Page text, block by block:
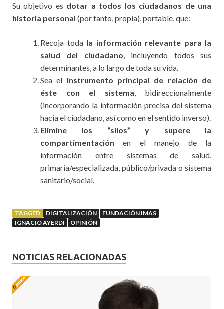
Su objetivo es dotar a todos los ciudadanos de una
historia personal (por tanto, propia), portable, que:
Recoja toda la información relevante para la
salud del ciudadano, incluyendo todos sus
determinantes, a lo largo de toda su vida.
Sea el instrumento principal de relación de
éste con el sistema, bidireccionalmente
(incorporando la información precisa del sistema
hacia el ciudadano, así como en el sentido inverso).
Elimine los “silos” y supere la
compartimentación en el manejo de la
información entre sistemas de salud,
primaria/especializada, público/privada o sistema
sanitario/social.
TAGGED DIGITALIZACIÓN
FUNDACIÓN IMAS
IGNACIO AYERDI
OPINIÓN
NOTICIAS RELACIONADAS